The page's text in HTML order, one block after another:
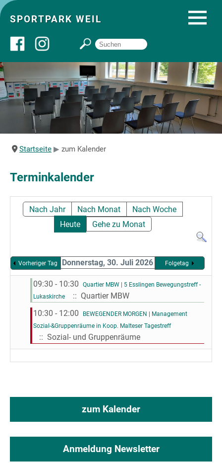
SPORTPARK WEIL
Über uns
Startseite
Angebote
Sportpark
Startseite zum Kalender
Terminkalender
Nach Jahr Nach Monat
Nach Woche
Heute
Gehe zu Monat
Vorheriger Tag Donnerstag, 30. Juli 2026 Folgetag
09:30 - 10:30
Quartier MBW | 5 Esslingen Bewegungstreff -
Lukaskirche
:: Quartier MBW
10:30 - 12:00
BEWEGENDER MORGEN | Management
Sozial-&Gruppenräume in Koop. Malteser Tagestreff
:: Sozial- und Gruppenräume
zum Kalender
Anmeldung Newsletter